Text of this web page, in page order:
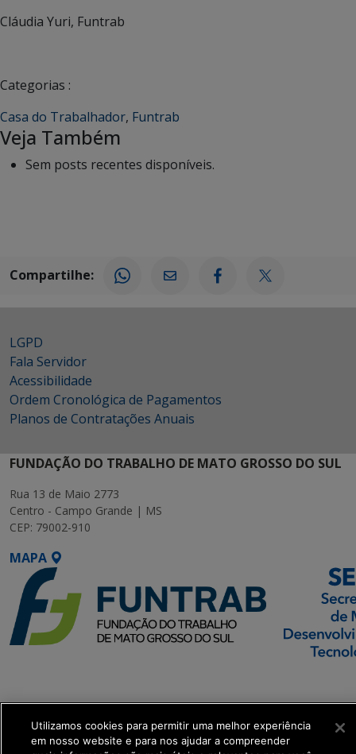
Cláudia Yuri, Funtrab
Categorias :
Casa do Trabalhador, Funtrab
Veja Também
Sem posts recentes disponíveis.
Compartilhe:
LGPD
Fala Servidor
Acessibilidade
Ordem Cronológica de Pagamentos
Planos de Contratações Anuais
FUNDAÇÃO DO TRABALHO DE MATO GROSSO DO SUL
Rua 13 de Maio 2773
Centro - Campo Grande | MS
CEP: 79002-910
MAPA
Executiva de
Transformação Digital
Utilizamos cookies para permitir uma melhor experiência
em nosso website e para nos ajudar a compreender